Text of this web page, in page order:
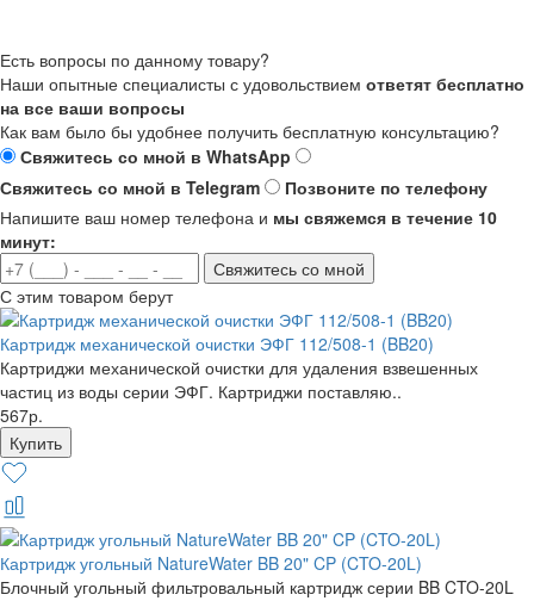
Есть вопросы по данному товару?
Наши опытные специалисты с удовольствием ответят бесплатно
на все ваши вопросы
Как вам было бы удобнее получить бесплатную консультацию?
Свяжитесь со мной в WhatsApp
Свяжитесь со мной в Telegram
Позвоните по телефону
Напишите ваш номер телефона и мы свяжемся в течение 10
минут:
Свяжитесь со мной
С этим товаром берут
Картридж механической очистки ЭФГ 112/508-1 (BB20)
Картриджи механической очистки для удаления взвешенных
частиц из воды серии ЭФГ. Картриджи поставляю..
567р.
Картридж угольный NatureWater BB 20" CP (CTO-20L)
Блочный угольный фильтровальный картридж серии BB CTO-20L